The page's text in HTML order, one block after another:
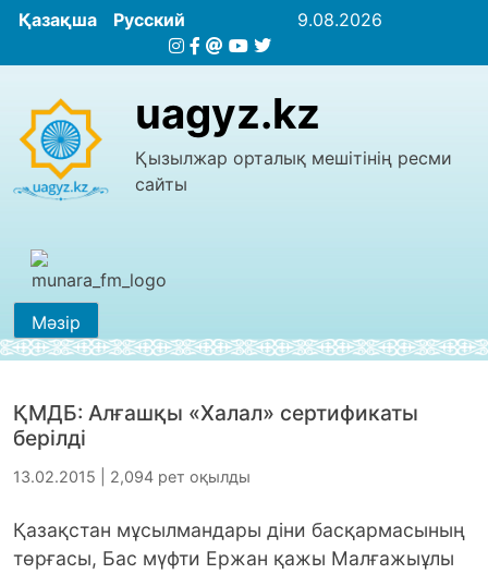
Қазақша Русский 9.08.2026
uagyz.kz
Қызылжар орталық мешітінің ресми
сайты
Мәзір
ҚМДБ: Алғашқы «Халал» сертификаты
берілді
13.02.2015 | 2,094 рет оқылды
Қазақстан мұсылмандары діни басқармасының
төрғасы, Бас мүфти Ержан қажы Малғажыұлы